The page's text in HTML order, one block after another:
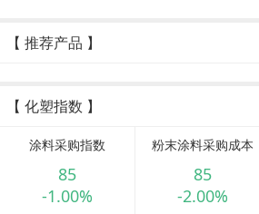
【 推荐产品 】
【 化塑指数 】
涂料采购指数
85
-1.00%
粉末涂料采购成本
85
-2.00%